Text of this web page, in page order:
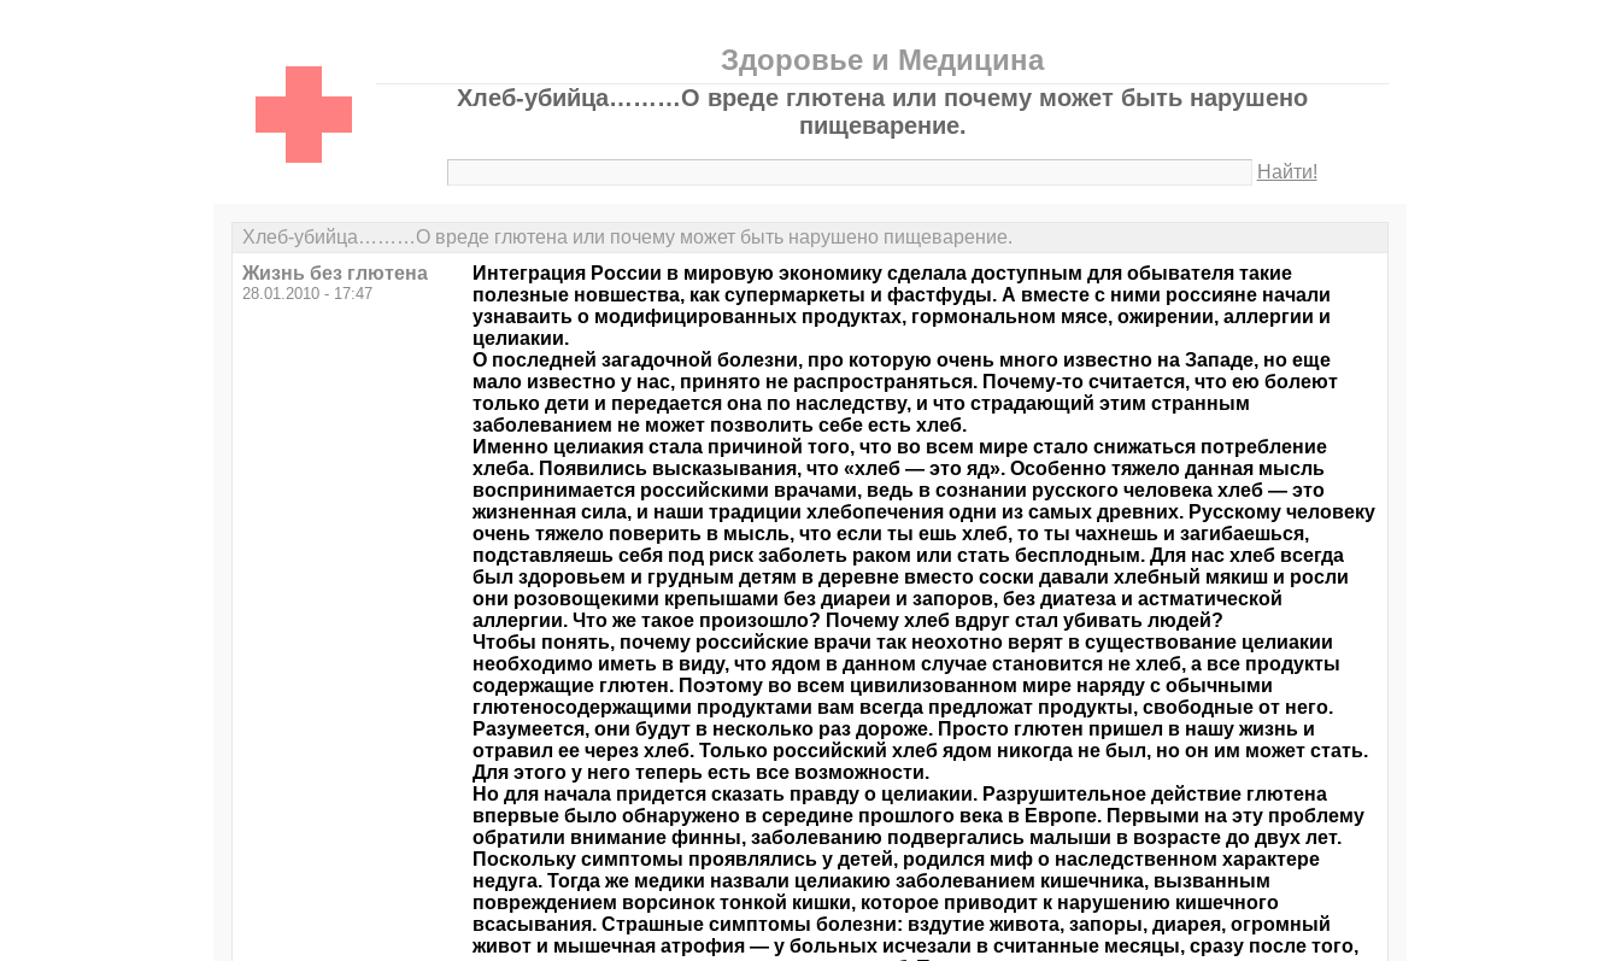
Здоровье и Медицина
Хлеб-убийца………О вреде глютена или почему может быть нарушено
пищеварение.
Найти!
Хлеб-убийца………О вреде глютена или почему может быть нарушено пищеварение.
Жизнь без глютена
28.01.2010 - 17:47
Интеграция России в мировую экономику сделала доступным для обывателя такие
полезные новшества, как супермаркеты и фастфуды. А вместе с ними россияне начали
узнаваить о модифицированных продуктах, гормональном мясе, ожирении, аллергии и
целиакии.
О последней загадочной болезни, про которую очень много известно на Западе, но еще
мало известно у нас, принято не распространяться. Почему-то считается, что ею болеют
только дети и передается она по наследству, и что страдающий этим странным
заболеванием не может позволить себе есть хлеб.
Именно целиакия стала причиной того, что во всем мире стало снижаться потребление
хлеба. Появились высказывания, что «хлеб — это яд». Особенно тяжело данная мысль
воспринимается российскими врачами, ведь в сознании русского человека хлеб — это
жизненная сила, и наши традиции хлебопечения одни из самых древних. Русскому человеку
очень тяжело поверить в мысль, что если ты ешь хлеб, то ты чахнешь и загибаешься,
подставляешь себя под риск заболеть раком или стать бесплодным. Для нас хлеб всегда
был здоровьем и грудным детям в деревне вместо соски давали хлебный мякиш и росли
они розовощекими крепышами без диареи и запоров, без диатеза и астматической
аллергии. Что же такое произошло? Почему хлеб вдруг стал убивать людей?
Чтобы понять, почему российские врачи так неохотно верят в существование целиакии
необходимо иметь в виду, что ядом в данном случае становится не хлеб, а все продукты
содержащие глютен. Поэтому во всем цивилизованном мире наряду с обычными
глютеносодержащими продуктами вам всегда предложат продукты, свободные от него.
Разумеется, они будут в несколько раз дороже. Просто глютен пришел в нашу жизнь и
отравил ее через хлеб. Только российский хлеб ядом никогда не был, но он им может стать.
Для этого у него теперь есть все возможности.
Но для начала придется сказать правду о целиакии. Разрушительное действие глютена
впервые было обнаружено в середине прошлого века в Европе. Первыми на эту проблему
обратили внимание финны, заболеванию подвергались малыши в возрасте до двух лет.
Поскольку симптомы проявлялись у детей, родился миф о наследственном характере
недуга. Тогда же медики назвали целиакию заболеванием кишечника, вызванным
повреждением ворсинок тонкой кишки, которое приводит к нарушению кишечного
всасывания. Страшные симптомы болезни: вздутие живота, запоры, диарея, огромный
живот и мышечная атрофия — у больных исчезали в считанные месяцы, сразу после того,